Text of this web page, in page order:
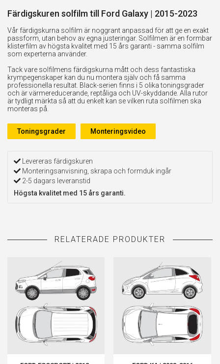
Färdigskuren solfilm till Ford Galaxy | 2015-2023
Vår färdigskurna solfilm är noggrant anpassad för att ge en exakt
passform, utan behov av egna justeringar. Solfilmen är en formbar
klisterfilm av högsta kvalitet med 15 års garanti - samma solfilm
som experterna använder.
Tack vare solfilmens färdigskurna mått och dess fantastiska
krympegenskaper kan du nu montera själv och få samma
professionella resultat. Black-serien finns i 5 olika toningsgrader
och är värmereducerande, reptåliga och UV-skyddande. Alla rutor
är tydligt märkta så att du enkelt kan se vilken ruta solfilmen ska
monteras på.
Toningsgrader Monteringsvideo
Levereras färdigskuren
Monteringsanvisning, skrapa och formduk ingår
2-5 dagars leveranstid
Högsta kvalitet med 15 års garanti.